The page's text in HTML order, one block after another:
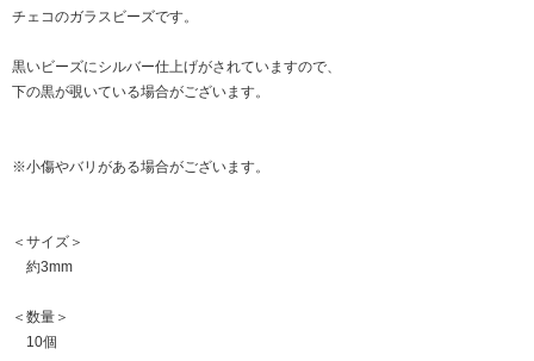
チェコのガラスビーズです。
黒いビーズにシルバー仕上げがされていますので、
下の黒が覗いている場合がございます。
※小傷やバリがある場合がございます。
＜サイズ＞
約3mm
＜数量＞
10個